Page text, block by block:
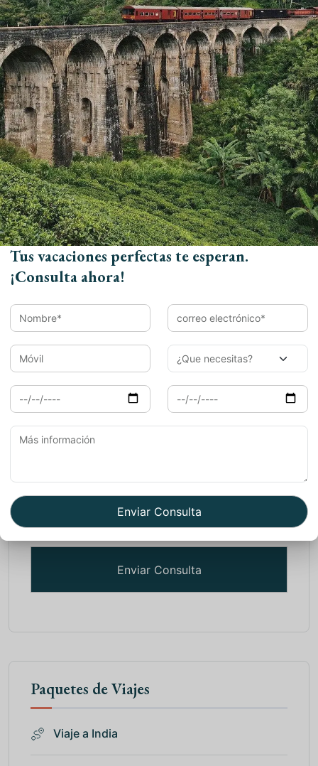
Móvil
Llegada
Salida
Que necesitas
Más información
Paquetes de Viajes
Viaje a India
Tus vacaciones perfectas te esperan.
¡Consulta ahora!